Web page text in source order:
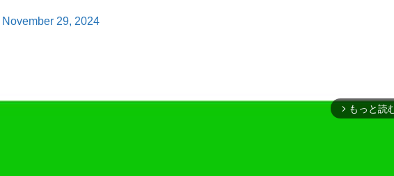
November 29, 2024
arrow_forward_ios もっと読